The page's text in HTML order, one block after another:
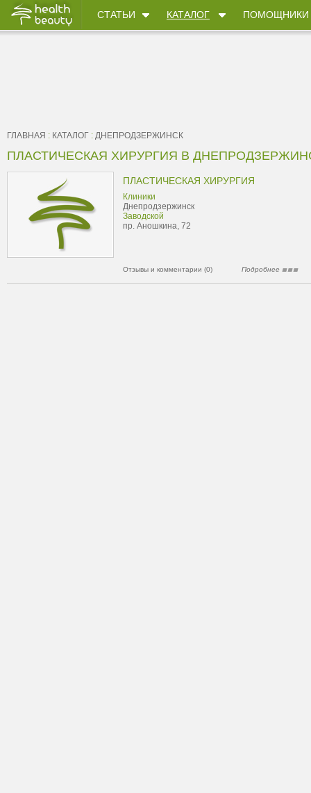
СТАТЬИ КАТАЛОГ ПОМОЩНИКИ
ГЛАВНАЯ : КАТАЛОГ : ДНЕПРОДЗЕРЖИНСК
ПЛАСТИЧЕСКАЯ ХИРУРГИЯ В
ПЛАСТИЧЕСКАЯ ХИРУРГИЯ
Клиники
Днепродзержинск
Заводской
пр. Аношкина, 72
Отзывы и комментарии (0) Подробнее